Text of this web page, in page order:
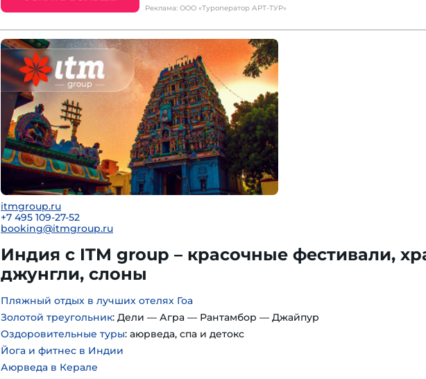
Реклама: ООО «Туроператор АРТ-ТУР»
itmgroup.ru
+7 495 109-27-52
booking@itmgroup.ru
Индия с ITM group – красочные фестивали,
джунгли, слоны
Пляжный отдых в лучших отелях Гоа
Золотой треугольник: Дели — Агра — Рантамбор — Джайпур
Оздоровительные туры: аюрведа, спа и детокс
Йога и фитнес в Индии
Аюрведа в Керале